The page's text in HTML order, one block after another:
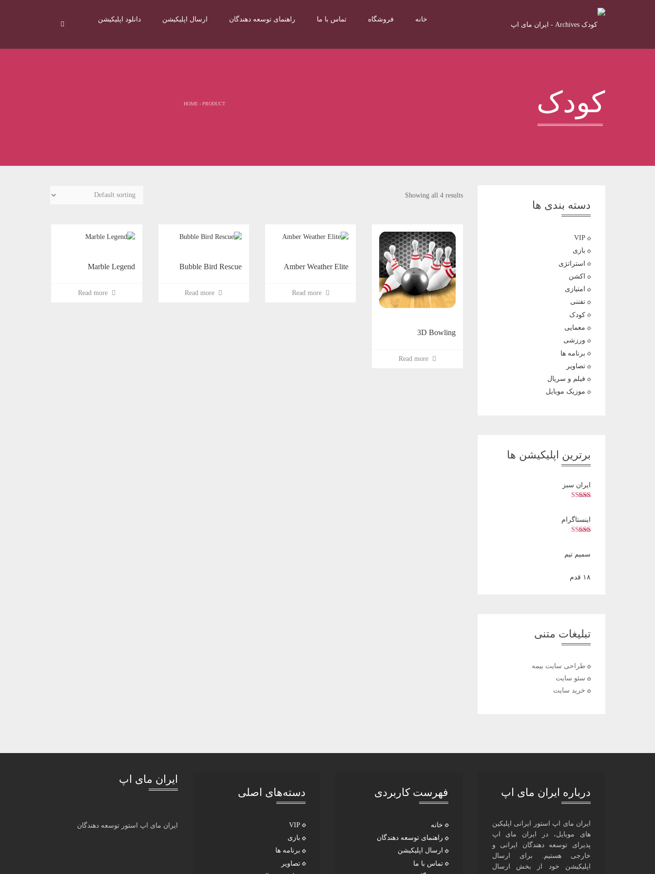
خانه فروشگاه تماس با ما راهنمای توسعه دهندگان ارسال اپلیکیشن دانلود اپلیکیشن
کودک HOME › PRODUCT
Showing all 4 results
3D Bowling
Read more
Amber Weather Elite
Read more
Bubble Bird Rescue
Marble Legend
دسته بندی ها
VIP
بازی
استراتژی
اکشن
امتیازی
تفننی
کودک
معمایی
ورزشی
برنامه ها
تصاویر
فیلم و سریال
موزیک موبایل
برترین اپلیکیشن ها
ایران سبز
اینستاگرام
سمیم تیم
۱۸ قدم
تبلیغات متنی
طراحی سایت بیمه
سئو سایت
خرید سایت
ایران مای اپ
ایران مای اپ استور توسعه دهندگان
دسته‌های اصلی
VIP
بازی
برنامه ها
تصاویر
فهرست کاربردی
خانه
راهنمای توسعه دهندگان
ارسال اپلیکیشن
تماس با ما
درباره ایران مای اپ
ایران مای اپ استور ایرانی اپلیکین
های موبایل، در ایران مای اپ
پذیرای توسعه دهندگان ایرانی و
خارجی هستیم. برای ارسال
اپلیکیشن خود از بخش ارسال